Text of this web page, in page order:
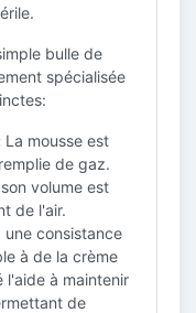
bulle de
spécialisée
La mousse est
de gaz.
volume est
de l'air.
une consistance
à de la crème
l'aide à maintenir
de